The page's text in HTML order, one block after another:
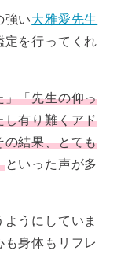
強い大雅愛先生
定を行ってくれ
」「先生の仰っ
し有り難くアド
の結果、とても
といった声が多
うにしていま
身体もリフレ